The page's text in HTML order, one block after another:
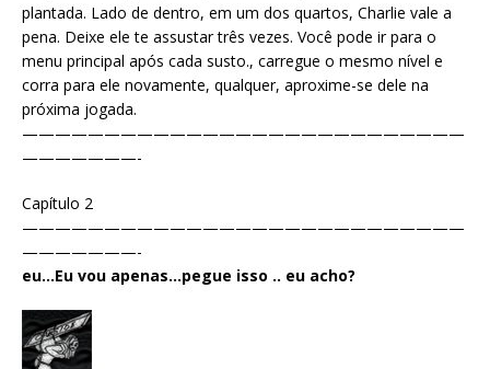
plantada. Lado de dentro, em um dos quartos, Charlie vale a
pena. Deixe ele te assustar três vezes. Você pode ir para o
menu principal após cada susto., carregue o mesmo nível e
corra para ele novamente, qualquer, aproxime-se dele na
próxima jogada.
———————————————————————————
———————-
Capítulo 2
———————————————————————————
———————-
eu…Eu vou apenas…pegue isso .. eu acho?